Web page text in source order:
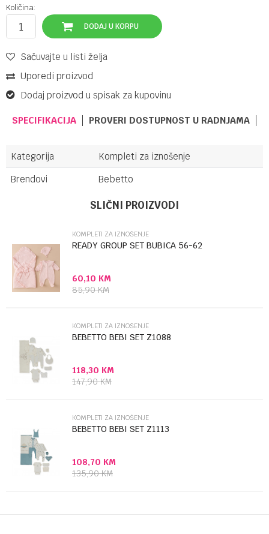
Količina:
DODAJ U KORPU
Sačuvajte u listi želja
Uporedi proizvod
Dodaj proizvod u spisak za kupovinu
SPECIFIKACIJA PROVERI DOSTUPNOST U RADNJAMA
Kategorija
Kompleti za iznošenje
Brendovi
Bebetto
Poruka
Anti-spam zaštita - izračunajte koliko je 4 + 1 :
SLIČNI PROIZVODI
KOMPLETI ZA IZNOŠENJE
READY GROUP SET BUBICA 56-62
60,10 KM
85,90KM
KOMPLETI ZA IZNOŠENJE
BEBETTO BEBI SET Z1088
118,30 KM
147,90KM
KOMPLETI ZA IZNOŠENJE
BEBETTO BEBI SET Z1113
108,70 KM
135,90KM